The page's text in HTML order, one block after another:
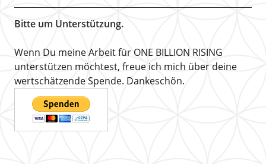
Bitte um Unterstützung.
Wenn Du meine Arbeit für ONE BILLION RISING
unterstützen möchtest, freue ich mich über deine
wertschätzende Spende. Dankeschön.